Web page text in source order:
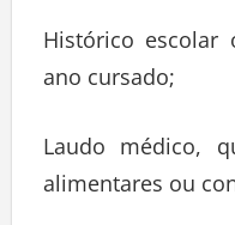
Histórico
ano cursado;
Laudo médico,
alimentares ou